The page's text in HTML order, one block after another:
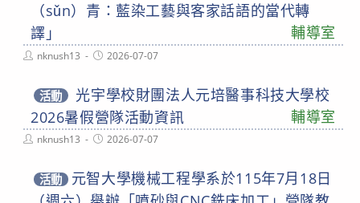
（sǔn）青：藍染工藝與客家話語的當代轉
譯」
輔導室
Postnknush13
Post2026-07-07
活動
光宇學校財團法人元培醫事科技大學校
2026暑假營隊活動資訊
輔導室
Postnknush13
Post2026-07-07
活動
元智大學機械工程學系於115年7月18日